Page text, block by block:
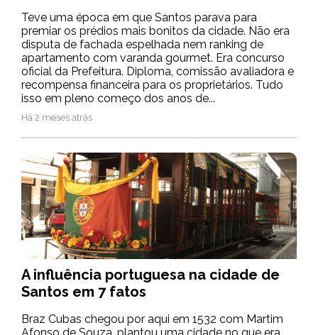
Teve uma época em que Santos parava para
premiar os prédios mais bonitos da cidade. Não era
disputa de fachada espelhada nem ranking de
apartamento com varanda gourmet. Era concurso
oficial da Prefeitura. Diploma, comissão avaliadora e
recompensa financeira para os proprietários. Tudo
isso em pleno começo dos anos de...
Há 2 meses atrás
A influência portuguesa na cidade de
Santos em 7 fatos
Braz Cubas chegou por aqui em 1532 com Martim
Afonso de Souza, plantou uma cidade no que era